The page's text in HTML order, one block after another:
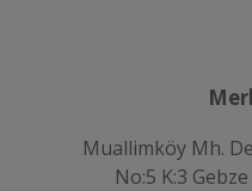
Muallimköy Mh.
No:5 K:3